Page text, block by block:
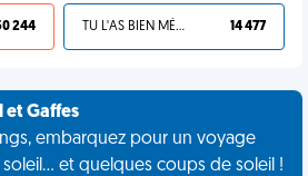
244 TU L'AS BIEN MÉRITÉ 14 477
et Gaffes
embarquez pour un voyage
et quelques coups de soleil !